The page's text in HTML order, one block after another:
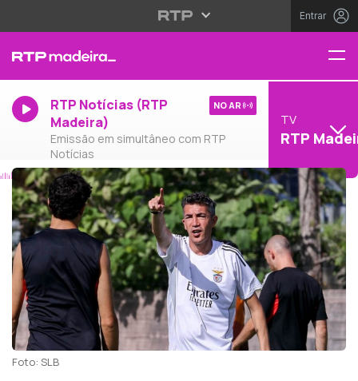
Entrar
RTP Notícias (RTP
Madeira)
Emissão em simultâneo com RTP
Notícias
NO AR
TV
RTP
Foto: SLB